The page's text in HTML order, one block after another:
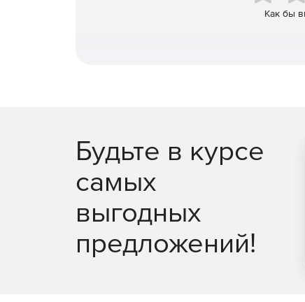
Сокращение времени на разработку и
Возможность поделиться со своими
формате DWG, а также отправить на
Как бы
Будьте в курсе
самых
выгодных
предложений!